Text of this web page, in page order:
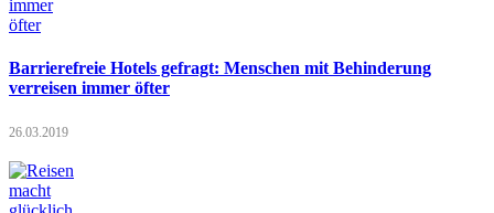
Barrierefreie Hotels gefragt: Menschen mit Behinderung
verreisen immer öfter
26.03.2019